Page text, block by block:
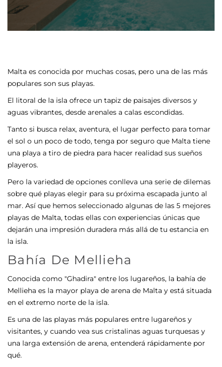
Malta es conocida por muchas cosas, pero una de las más
populares son sus playas.
El litoral de la isla ofrece un tapiz de paisajes diversos y
aguas vibrantes, desde arenales a calas escondidas.
Tanto si busca relax, aventura, el lugar perfecto para tomar
el sol o un poco de todo, tenga por seguro que Malta tiene
una playa a tiro de piedra para hacer realidad sus sueños
playeros.
Pero la variedad de opciones conlleva una serie de dilemas
sobre qué playas elegir para su próxima escapada junto al
mar. Así que hemos seleccionado algunas de las 5 mejores
playas de Malta, todas ellas con experiencias únicas que
dejarán una impresión duradera más allá de tu estancia en
la isla.
Bahía De Mellieha
Conocida como "Ghadira" entre los lugareños, la bahía de
Mellieha es la mayor playa de arena de Malta y está situada
en el extremo norte de la isla.
Es una de las playas más populares entre lugareños y
visitantes, y cuando vea sus cristalinas aguas turquesas y
una larga extensión de arena, entenderá rápidamente por
qué.